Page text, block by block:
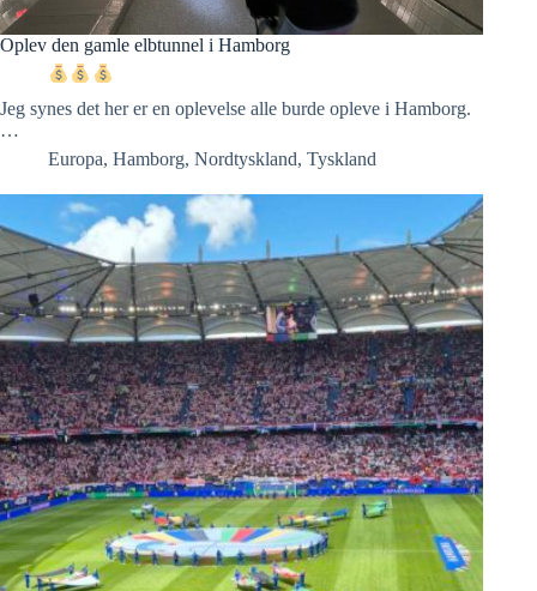
Oplev den gamle elbtunnel i Hamborg
Jeg synes det her er en oplevelse alle burde opleve i Hamborg.
…
Europa, Hamborg, Nordtyskland, Tyskland